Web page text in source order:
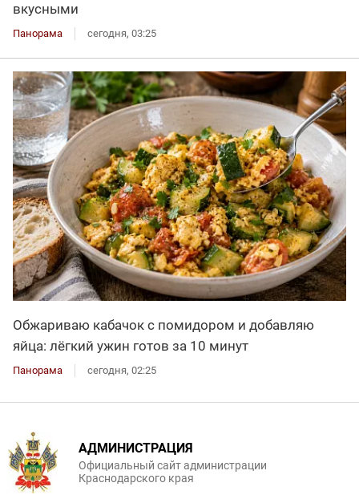
вкусными
Панорама сегодня, 03:25
Обжариваю кабачок с помидором и добавляю
яйца: лёгкий ужин готов за 10 минут
Панорама сегодня, 02:25
АДМИНИСТРАЦИЯ
Официальный сайт администрации
Краснодарского края